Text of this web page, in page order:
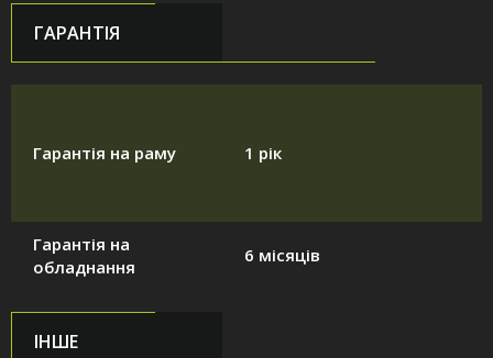
ГАРАНТІЯ
Гарантія на раму 1 рік
Гарантія на
обладнання
6 місяців
ІНШЕ